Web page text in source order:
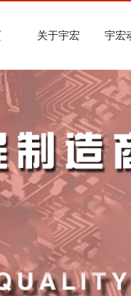
关于宇宏 宇宏